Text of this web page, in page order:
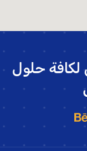
لكافة حلول